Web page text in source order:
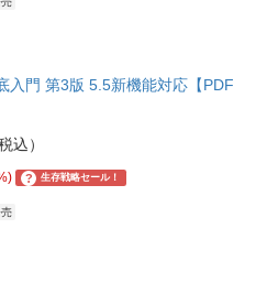
入門 第3版 5.5新機能対応【PDF
込）
? 生存戦略セール！